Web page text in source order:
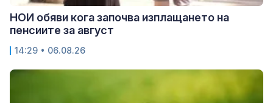
НОИ обяви кога започва изплащането на
пенсиите за август
14:29 • 06.08.26